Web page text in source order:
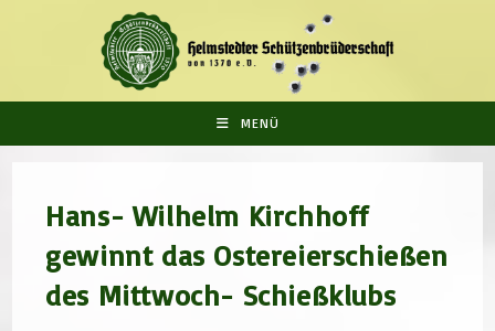
MENÜ
Hans- Wilhelm Kirchhoff
gewinnt das Ostereierschießen
des Mittwoch- Schießklubs